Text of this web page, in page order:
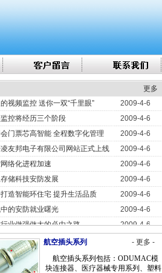
更多
的安防就业曙光
2009-4-6
业做强做大的必由之路
2009-4-6
智能机器人成新亮点
2009-4-6
视频监控 送你一双“千里眼”
2009-4-6
控将经历三个阶段
2009-4-6
会门票芯高智能 全程数字化管理
2009-4-6
友邦电子有限公司网站正式上线
2009-4-6
络化进程加速
2009-4-6
储科技安防发展
2009-4-6
造智能环住宅 提升生活品质
2009-4-6
的安防就业曙光
2009-4-6
业做强做大的必由之路
2009-4-6
智能机器人成新亮点
2009-4-6
视频监控 送你一双“千里眼”
监控将经历三个阶段
2009-4-6
航空插头系列
- 更多 -
航空插头系列包括：ODUMAC模
块连接器、医疗器械专用系列、塑料